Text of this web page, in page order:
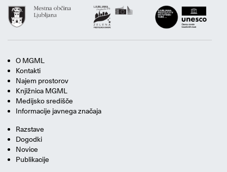
O MGML
Kontakti
Najem prostorov
Knjižnica MGML
Medijsko središče
Informacije javnega značaja
Razstave
Dogodki
Novice
Publikacije